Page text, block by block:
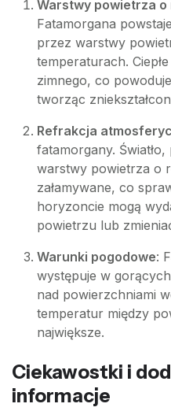
Warstwy powietrza
Fatamorgana
przez warstwy
temperaturach.
zimnego, co
tworząc
Refrakcja
fatamorgany.
warstwy powietrza o
załamywane, co
horyzoncie mogą
powietrzu lub
Warunki pogodowe:
występuje w
nad powierzchniami
temperatur między
największe.
Ciekawostki i
informacje